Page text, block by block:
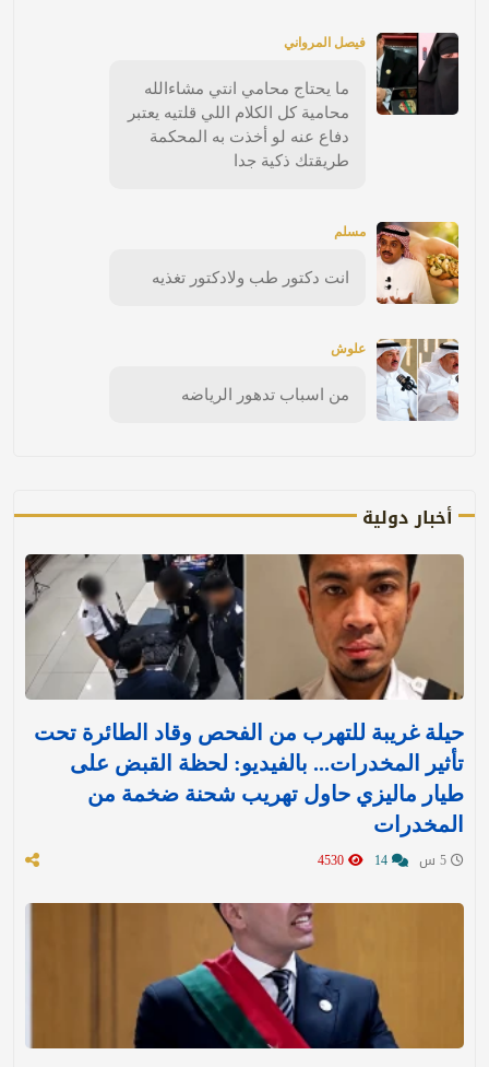
فيصل المرواني
ما يحتاج محامي انتي مشاءالله
محامية كل الكلام اللي قلتيه يعتبر
دفاع عنه لو أخذت به المحكمة
طريقتك ذكية جدا
مسلم
انت دكتور طب ولادكتور تغذيه
علوش
من اسباب تدهور الرياضه
أخبار دولية
حيلة غريبة للتهرب من الفحص وقاد الطائرة تحت
تأثير المخدرات... بالفيديو: لحظة القبض على
طيار ماليزي حاول تهريب شحنة ضخمة من
المخدرات